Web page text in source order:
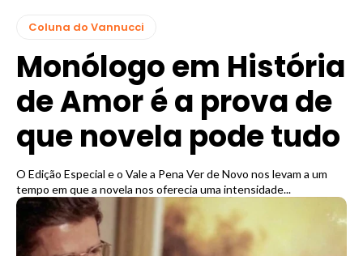
Coluna do Vannucci
Monólogo em História
de Amor é a prova de
que novela pode tudo
O Edição Especial e o Vale a Pena Ver de Novo nos levam a um
tempo em que a novela nos oferecia uma intensidade...